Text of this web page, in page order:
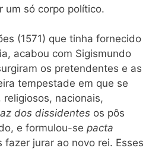
um só corpo político.
(1571) que tinha fornecido
acabou com Sigismundo
os pretendentes e as
tempestade em que se
nacionais,
dos dissidentes os pôs
e formulou-se pacta
fazer jurar ao novo rei. Esses